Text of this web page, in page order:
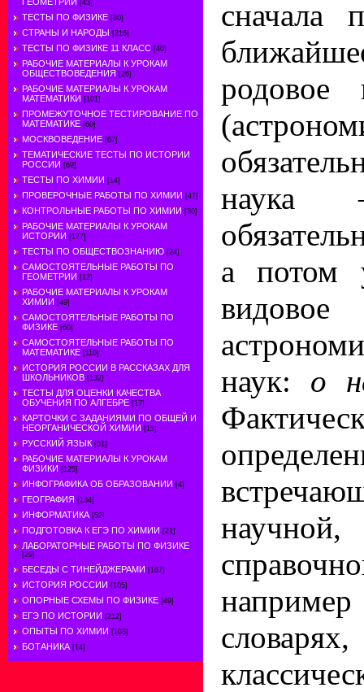
[43]
ТЕСТЫ ПО ФИЗИКЕ [80]
СТРАНЫ И НАРОДЫ [216]
ТЕСТЫ ПО ФИЗИКЕ 11 КЛАСС [40]
РАБОЧИЕ МАТЕРИАЛЫ К УРОКАМ
ОБЩЕСТВОВЕДЕНИЯ [26]
РАБОЧИЕ МАТЕРИАЛЫ К УРОКАМ
МАТЕМАТИКИ [101]
ПРОМЕЖУТОЧНОЕ ТЕСТИРОВАНИЕ ПО
МАТЕМАТИКЕ [60]
МОСКВОВЕДЕНИЕ [67]
ТЕМАТИЧЕСКИЕ ТЕСТЫ ПО ИСТОРИИ
РОССИИ [69]
ТЕСТЫ ПО ХИМИИ [14]
ПРОВЕРОЧНЫЕ РАБОТЫ ПО ХИМИИ [47]
КОНТРОЛЬНЫЕ РАБОТЫ ПО ХИМИИ [30]
РАБОЧИЕ МАТЕРИАЛЫ К УРОКАМ
ИСТОРИИ [177]
ТЕСТЫ ПО ОБЩЕСТВОЗНАНИЮ [24]
САМОСТОЯТЕЛЬНЫЕ РАБОТЫ ПО
ГЕОМЕТРИИ [12]
РАБОЧИЕ МАТЕРИАЛЫ К УРОКАМ
ХИМИИ [49]
САМОСТОЯТЕЛЬНЫЕ РАБОТЫ ПО
ФИЗИКЕ [60]
САМОСТОЯТЕЛЬНЫЕ РАБОТЫ ПО
МАТЕМАТИКЕ [110]
ИСТОРИЯ РОССИИ В РАССКАЗАХ ДЛЯ
ШКОЛЬНИКОВ [132]
ТЕСТЫ ДЛЯ ОЦЕНКИ КАЧЕСТВА
ОБУЧЕНИЯ ПО АЛГЕБРЕ [17]
КАРТОЧКИ С ЗАДАНИЯМИ ПО ОБЩЕЙ И
НЕОРГАНИЧЕСКОЙ ХИМИИ [15]
РУССКИЙ ЯЗЫК [51]
РАБОЧИЕ МАТЕРИАЛЫ К УРОКАМ
ФИЗИКИ [125]
ИНФОГРАФИКА ОБ ОБРАЗОВАНИИ [4]
ГЕОГРАФИЯ [134]
ИНФОРМАТИКА [52]
ПОДГОТОВКА К ЕГЭ ПО ХИМИИ [21]
ЛАБОРАТОРНЫЕ РАБОТЫ ПО ФИЗИКЕ
[29]
БЕСЕДЫ С ТИНЕЙДЖЕРАМИ [167]
ИСТОРИЯ РОССИИ [105]
ОПОРНЫЕ СХЕМЫ ПО ФИЗИКЕ [49]
ЕГЭ ПО ИСТОРИИ [212]
ОПЫТЫ ПО ХИМИИ [103]
БОТАНИКА [14]
сначала
а потом
наук: о